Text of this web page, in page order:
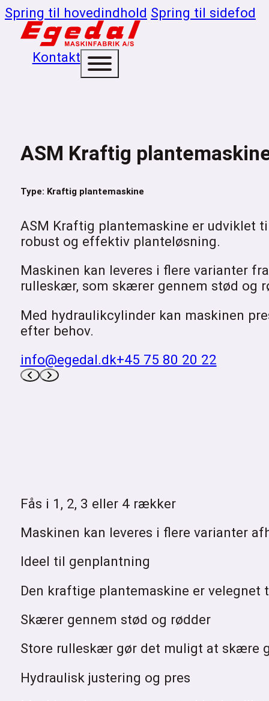
Spring til hovedindhold Spring til sidefod
Kontakt
ASM Kraftig
Type: Kraftig plantemaskine
ASM Kraftig plantemaskine er udviklet
robust og effektiv planteløsning.
Maskinen kan leveres i flere varianter
rulleskær, som skærer gennem stød og
Med hydraulikcylinder kan maskinen
efter behov.
info@egedal.dk+45 75 80 20 22
Fås i 1, 2, 3 eller 4 rækker
Maskinen kan leveres i flere varianter
Ideel til genplantning
Den kraftige plantemaskine er
Skærer gennem stød og rødder
Store rulleskær gør det muligt at skære
Hydraulisk justering og pres